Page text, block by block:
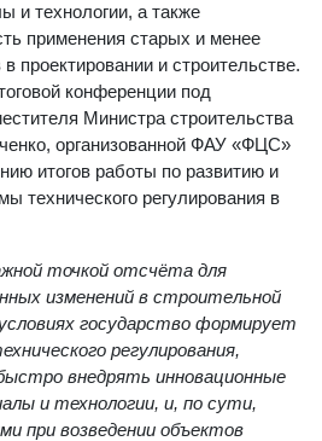
и технологии, а также
применения старых и менее
проектировании и строительстве.
конференции под
Министра строительства
организованной ФАУ «ФЦС»
итогов работы по развитию и
технического регулирования в
точкой отсчёта для
изменений в строительной
государство формирует
регулирования,
внедрять инновационные
и технологии, и, по сути,
при возведении объектов